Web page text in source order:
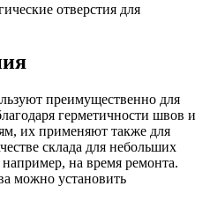
отверстия для
преимущественно для
герметичности швов и
их применяют также для
склада для небольших
на время ремонта.
можно установить